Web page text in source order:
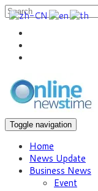
Toggle navigation
Home
News Update
Business News
Event